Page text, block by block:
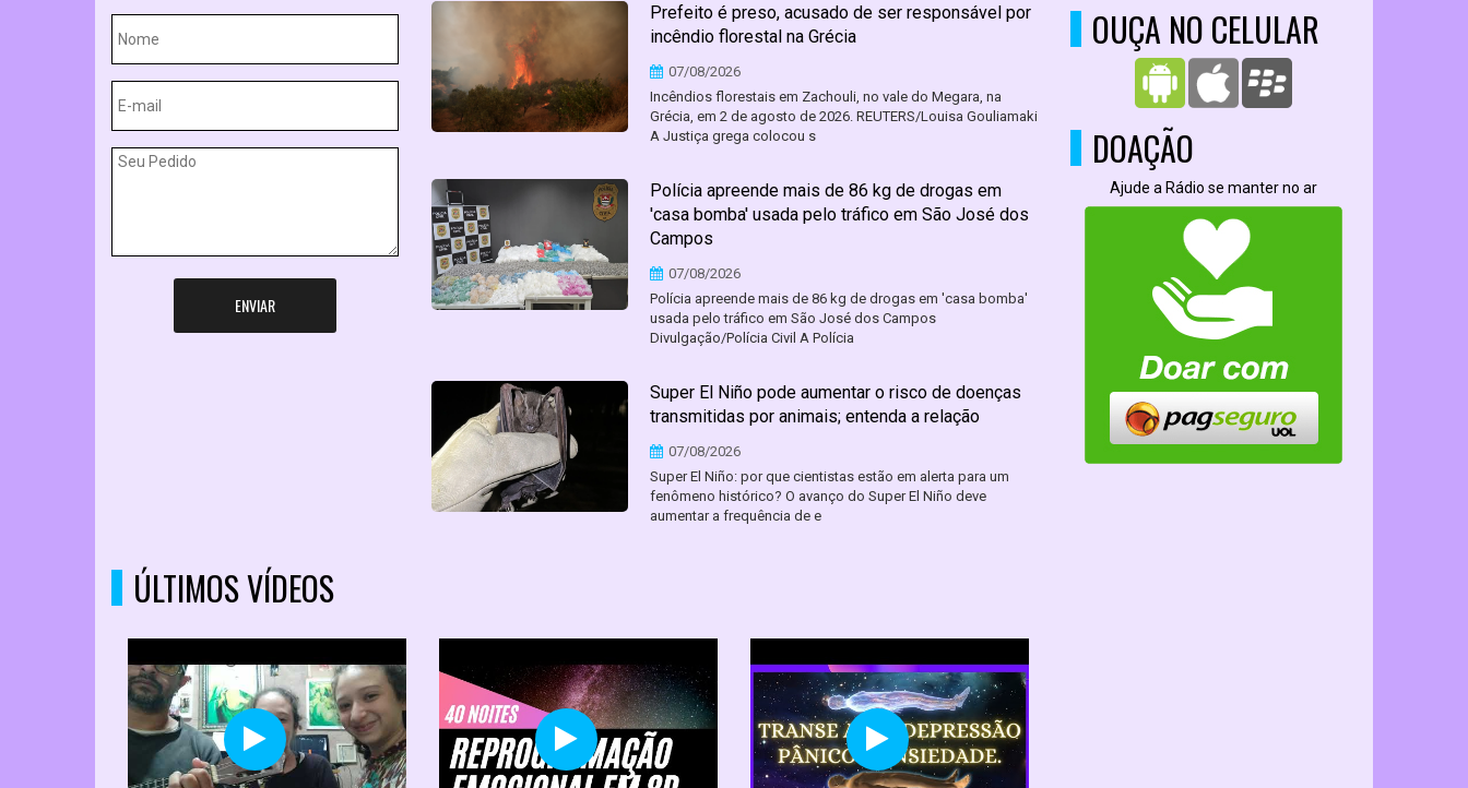
ENVIAR
Prefeito é preso, acusado de ser responsável por
incêndio florestal na Grécia
07/08/2026
Incêndios florestais em Zachouli, no vale do Megara, na
Grécia, em 2 de agosto de 2026. REUTERS/Louisa Gouliamaki
A Justiça grega colocou s
Polícia apreende mais de 86 kg de drogas em
'casa bomba' usada pelo tráfico em São José dos
Campos
07/08/2026
Polícia apreende mais de 86 kg de drogas em 'casa bomba'
usada pelo tráfico em São José dos Campos
Divulgação/Polícia Civil A Polícia
Super El Niño pode aumentar o risco de doenças
transmitidas por animais; entenda a relação
07/08/2026
Super El Niño: por que cientistas estão em alerta para um
fenômeno histórico? O avanço do Super El Niño deve
aumentar a frequência de e
OUÇA NO CELULAR
DOAÇÃO
Ajude a Rádio se manter no ar
ÚLTIMOS VÍDEOS